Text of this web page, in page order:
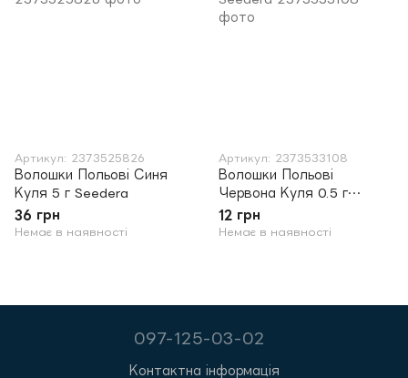
Артикул: 2373525826
Волошки Польові Синя
Куля 5 г Seedera
36 грн
Немає в наявності
Артикул: 2373533108
Волошки Польові
Червона Куля 0.5 г
Seedera
12 грн
Немає в наявності
097-125-03-02
Контактна інформація